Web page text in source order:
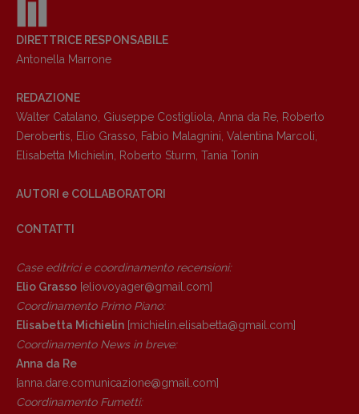
DIRETTRICE RESPONSABILE
Antonella Marrone
REDAZIONE
Walter Catalano Giuseppe Costigliola Anna da Re Roberto
Derobertis
Elio Grasso Fabio Malagnini Valentina Marcoli
Elisabetta Michielin
Roberto Sturm Tania Tonin
AUTORI e COLLABORATORI
CONTATTI
Case editrici e coordinamento recensioni:
Elio Grasso [eliovoyager@gmail.com]
Coordinamento Primo Piano:
Elisabetta Michielin [michielin.elisabetta@gmail.com]
Coordinamento News in breve:
Anna da Re
[anna.dare.comunicazione@gmail. com]
Coordinamento Fumetti: